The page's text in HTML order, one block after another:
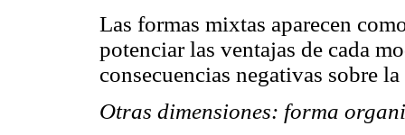
Las formas mixtas aparecen
potenciar las ventajas de cada
consecuencias negativas sobre
Otras dimensiones: forma